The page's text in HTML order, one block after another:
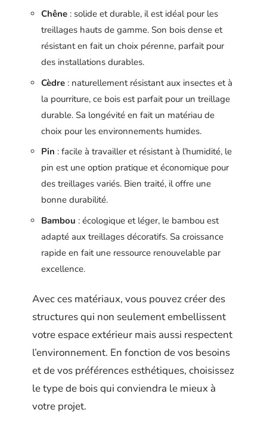
Chêne : solide et durable, il est idéal pour les
treillages hauts de gamme. Son bois dense et
résistant en fait un choix pérenne, parfait pour
des installations durables.
Cèdre : naturellement résistant aux insectes et à
la pourriture, ce bois est parfait pour un treillage
durable. Sa longévité en fait un matériau de
choix pour les environnements humides.
Pin : facile à travailler et résistant à l’humidité, le
pin est une option pratique et économique pour
des treillages variés. Bien traité, il offre une
bonne durabilité.
Bambou : écologique et léger, le bambou est
adapté aux treillages décoratifs. Sa croissance
rapide en fait une ressource renouvelable par
excellence.
Avec ces matériaux, vous pouvez créer des
structures qui non seulement embellissent
votre espace extérieur mais aussi respectent
l’environnement. En fonction de vos besoins
et de vos préférences esthétiques, choisissez
le type de bois qui conviendra le mieux à
votre projet.